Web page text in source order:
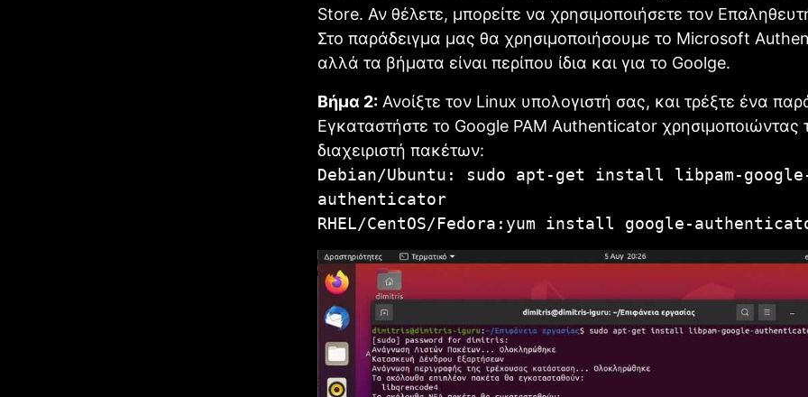
Store. Αν θέλετε, μπορείτε να χρησιμοποιήσετε τον
Στο παράδειγμα μας θα χρησιμοποιήσουμε το Microsoft
αλλά τα βήματα είναι περίπου ίδια και για το Goolge.
Βήμα 2: Ανοίξτε τον Linux υπολογιστή σας, και τρέξτε ένα
Εγκαταστήστε το Google PAM Authenticator χρησιμοποιώντας
διαχειριστή πακέτων:
Debian/Ubuntu: sudo apt-get install libpam-
authenticator
RHEL/CentOS/Fedora:yum install google-